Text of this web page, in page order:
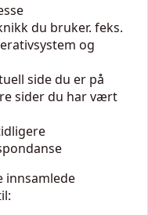
du bruker. feks.
og
side du er på
sider du har vært
innsamlede